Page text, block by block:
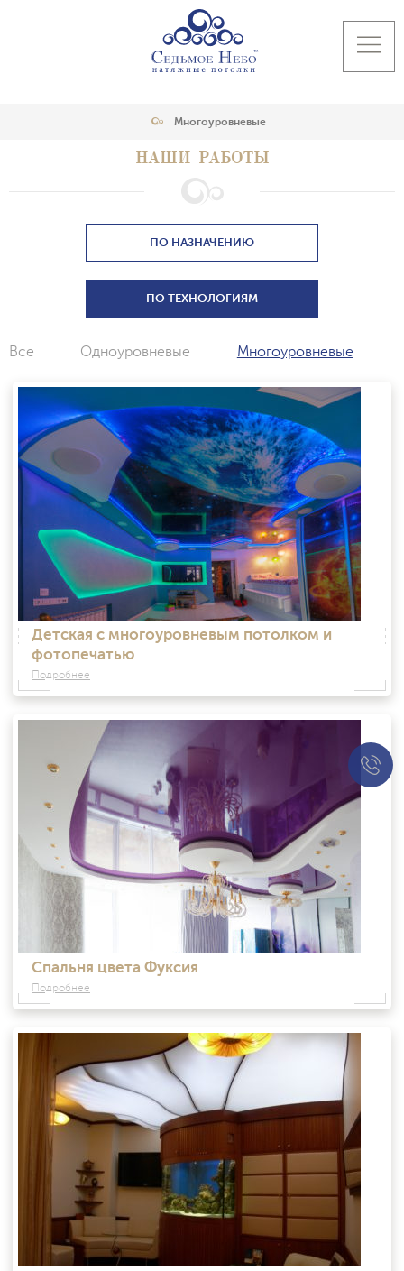
Многоуровневые
НАШИ РАБОТЫ
ПО НАЗНАЧЕНИЮ
ПО ТЕХНОЛОГИЯМ
Все Одноуровневые Многоуровневые
Детская с многоуровневым потолком и
фотопечатью
Подробнее
Спальня цвета Фуксия
Подробнее